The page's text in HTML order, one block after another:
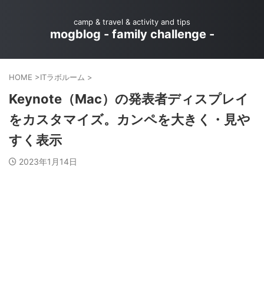
camp & travel & activity and tips
mogblog - family challenge -
HOME >ITラボルーム >
Keynote（Mac）の発表者ディスプレイ
をカスタマイズ。カンペを大きく・見や
すく表示
2023年1月14日